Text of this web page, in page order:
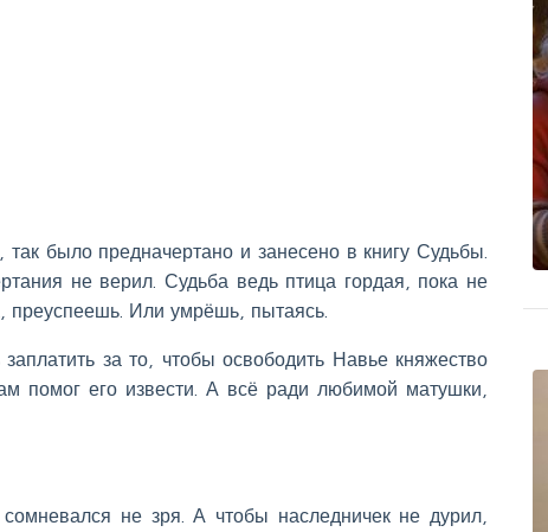
было предначертано и занесено в книгу Судьбы.
не верил. Судьба ведь птица гордая, пока не
преуспеешь. Или умрёшь, пытаясь.
за то, чтобы освободить Навье княжество
помог его извести. А всё ради любимой матушки,
не зря. А чтобы наследничек не дурил,